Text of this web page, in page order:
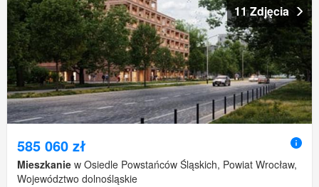
11 Zdjęcia
585 060 zł
Mieszkanie w Osiedle Powstańców Śląskich, Powiat Wrocław,
Województwo dolnośląskie